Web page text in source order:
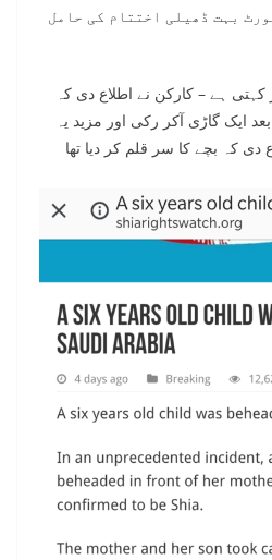
بہت ڈھیلی اختتام کی حامل
ہے – کارکن نے اطلاع دی کہ
گاڑی آکر رکی اور مزید یہ
کہ بچے كا سر قلم کر دیا تھا